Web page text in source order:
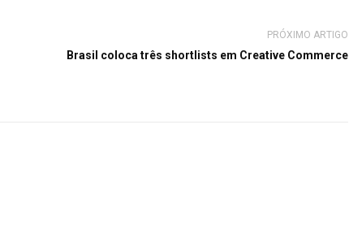
PRÓXIMO ARTIGO
Brasil coloca três shortlists em Creative Commerce